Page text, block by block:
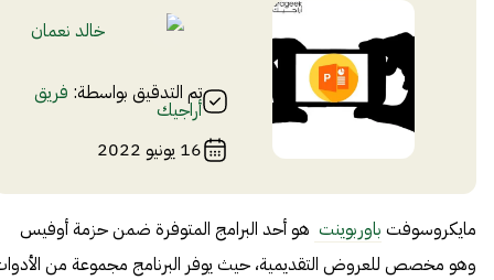
خالد نعمان‌
تم التدقيق بواسطة: فريق
أراجيك
16 يونيو 2022
مايكروسوفت باوربوينت ‏ هو أحد البرامج المتوفرة ضمن حزمة أوفيس
وهو مخصص للعروض التقديمية، حيث يوفر البرنامج مجموعة من